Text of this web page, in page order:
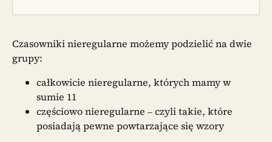
Czasowniki nieregularne możemy podzielić na dwie
grupy:
całkowicie nieregularne, których mamy w
sumie 11
częściowo nieregularne – czyli takie, które
posiadają pewne powtarzające się wzory